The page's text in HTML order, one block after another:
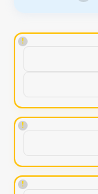
!
!
!